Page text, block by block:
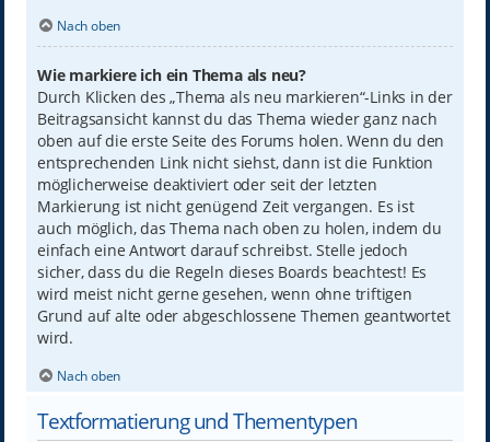
Nach oben
Wie markiere ich ein Thema als neu?
Durch Klicken des „Thema als neu markieren“-Links in der
Beitragsansicht kannst du das Thema wieder ganz nach
oben auf die erste Seite des Forums holen. Wenn du den
entsprechenden Link nicht siehst, dann ist die Funktion
möglicherweise deaktiviert oder seit der letzten
Markierung ist nicht genügend Zeit vergangen. Es ist
auch möglich, das Thema nach oben zu holen, indem du
einfach eine Antwort darauf schreibst. Stelle jedoch
sicher, dass du die Regeln dieses Boards beachtest! Es
wird meist nicht gerne gesehen, wenn ohne triftigen
Grund auf alte oder abgeschlossene Themen geantwortet
wird.
Nach oben
Textformatierung und Thementypen